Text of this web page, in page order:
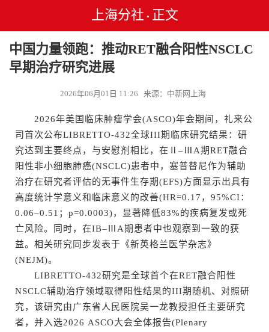
上海分社 • 正文
中国力量领跑：推动RET融合阳性NSCLC
早期治疗研究进展
2026年06月01日 11:26 来源：中新网上海
2026年美国临床肿瘤学会(ASCO)年会期间，礼来公
司首次公布LIBRETTO-432全球III期临床研究结果：研
究达到主要终点，与安慰剂相比，在Ⅱ–ⅢA期RET融合
阳性非小细胞肺癌(NSCLC)患者中，塞普替尼作为辅助
治疗在研究者评估的无事件生存期(EFS)方面显示出具有
高度统计学意义和临床意义的改善(HR=0.17，95%CI：
0.06–0.51；p=0.0003)，显著降低83%的疾病复发或死
亡风险。同时，在IB–ⅢA期患者中也观察到一致的获
益。相关研究同步发表于《新英格兰医学杂志》
(NEJM)。
LIBRETTO-432研究是全球首个在RET融合阳性
NSCLC辅助治疗领域取得阳性结果的III期随机、对照研
究，该研究由广东省人民医院吴一龙教授担任主要研究
者，并入选2026 ASCO大会全体报告(Plenary